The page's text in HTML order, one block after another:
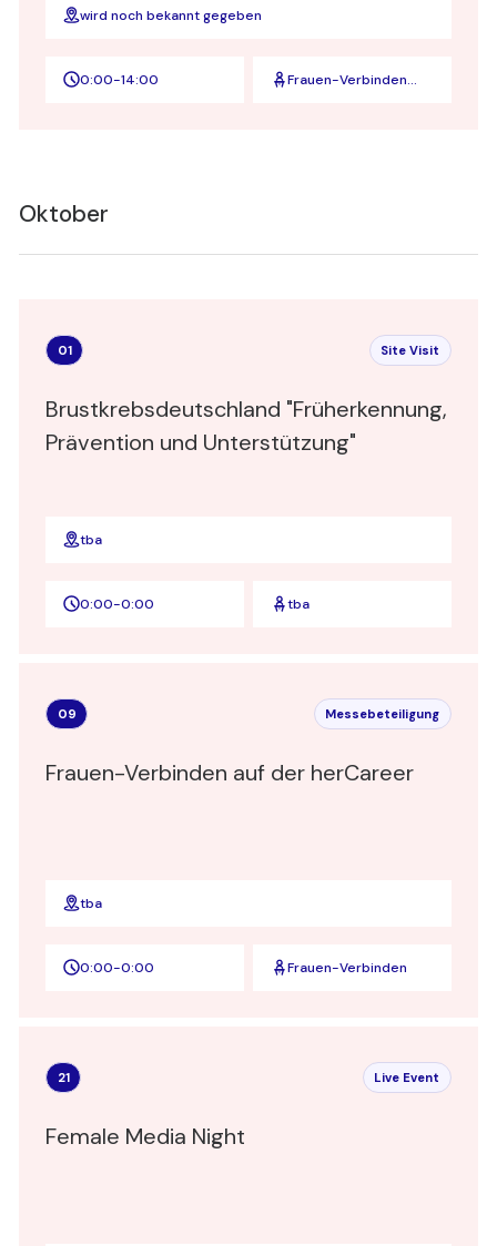
wird noch bekannt gegeben
0:00-14:00
Frauen-Verbinden
Oktober
01 Site Visit
Brustkrebsdeutschland "Früherkennung,
Prävention und Unterstützung"
tba
0:00-0:00 tba
09 Messebeteiligung
Frauen-Verbinden auf der herCareer
tba
0:00-0:00 Frauen-Verbinden
21 Live Event
Female Media Night